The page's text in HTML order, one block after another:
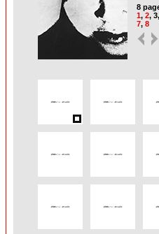
8
1, 2, 3,
7, 8